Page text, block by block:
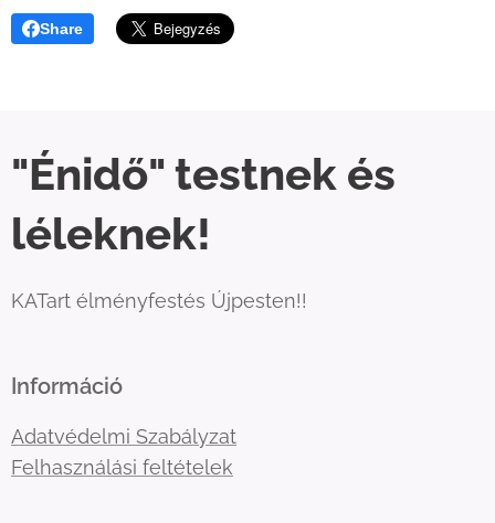
Share
"Énidő" testnek és
léleknek!
KATart élményfestés Újpesten!!
Információ
Adatvédelmi Szabályzat
Felhasználási feltételek